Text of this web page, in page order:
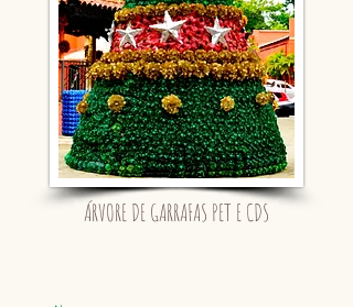
ÁRVORE DE GARRAFAS PET E CDS